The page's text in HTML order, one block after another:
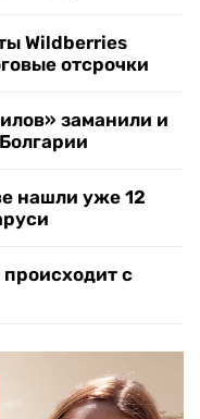
Wildberries
отсрочки
заманили и
нашли уже 12
с